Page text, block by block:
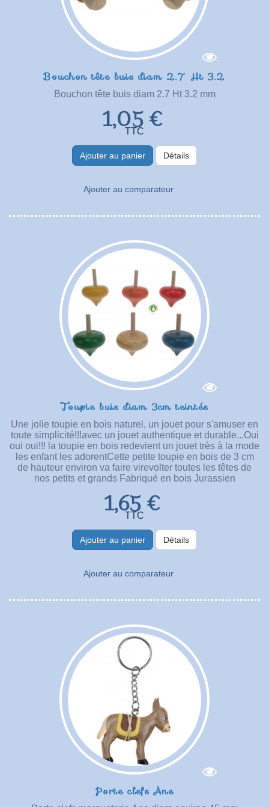
Bouchon tête buis diam 2.7 Ht 3.2
Bouchon tête buis diam 2.7 Ht 3.2 mm
1,05 €
TTC
Ajouter au panier Détails
Ajouter au comparateur
Toupie buis diam 3cm teintés
Une jolie toupie en bois naturel, un jouet pour s'amuser en
toute simplicité!!!avec un jouet authentique et durable...Oui
oui oui!!! la toupie en bois redevient un jouet très à la mode
les enfant les adorentCette petite toupie en bois de 3 cm
de hauteur environ va faire virevolter toutes les têtes de
nos petits et grands Fabriqué en bois Jurassien
1,65 €
TTC
Ajouter au panier Détails
Ajouter au comparateur
Porte clefs Ane